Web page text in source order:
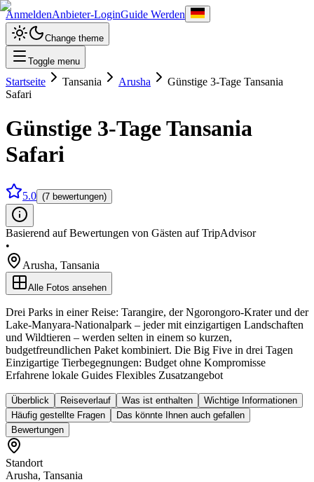
AnmeldenAnbieter-LoginGuide Werden
Change theme
Toggle menu
Startseite Tansania Arusha
Günstige 3-Tage Tansania
Safari
Günstige 3-Tage Tansania
Safari
5.0 (7 bewertungen)
Basierend auf Bewertungen von Gästen auf TripAdvisor
•
Arusha, Tansania
Alle Fotos ansehen
Drei Parks in einer Reise: Tarangire, der Ngorongoro-Krater und der
Lake-Manyara-Nationalpark – jeder mit einzigartigen Landschaften
und Wildtieren – werden selten in einem so kurzen,
budgetfreundlichen Paket kombiniert. Die Big Five in drei Tagen
Einzigartige Tierbegegnungen: Budget ohne Kompromisse
Erfahrene lokale Guides Flexibles Zusatzangebot
Überblick Reiseverlauf Was ist enthalten
Wichtige Informationen
Häufig gestellte Fragen
Das könnte Ihnen auch gefallen
Bewertungen
Standort
Arusha, Tansania